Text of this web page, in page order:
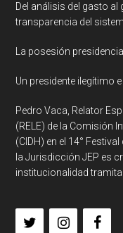
Del análisis del gasto al
transparencia del
La posesión
Un presidente ilegítimo e
Pedro Vaca, Relator
(RELE) de la Comisión
(CIDH) en el 14°
la Jurisdicción JEP es
institucionalidad